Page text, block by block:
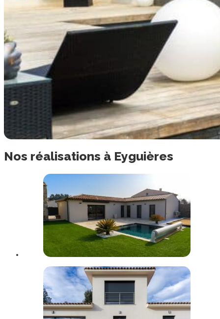
Nos réalisations à Eyguières